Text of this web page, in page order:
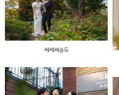
쎄쎄쎄송도